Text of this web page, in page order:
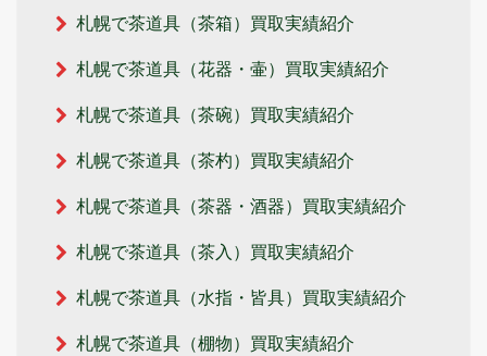
札幌で茶道具（茶箱）買取実績紹介
札幌で茶道具（花器・壷）買取実績紹介
札幌で茶道具（茶碗）買取実績紹介
札幌で茶道具（茶杓）買取実績紹介
札幌で茶道具（茶器・酒器）買取実績紹介
札幌で茶道具（茶入）買取実績紹介
札幌で茶道具（水指・皆具）買取実績紹介
札幌で茶道具（棚物）買取実績紹介